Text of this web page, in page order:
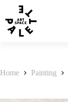
Home Painting